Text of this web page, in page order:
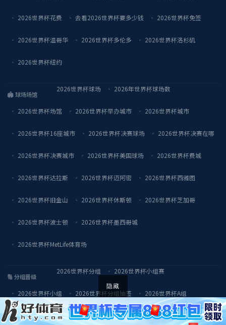
2026世界杯花费 去看2026世界杯要多少钱 2026世界杯免签
2026世界杯温哥华 2026世界杯多伦多 2026世界杯洛杉矶
2026世界杯纽约
🏟️ 球场场馆
2026世界杯球场 2026年世界杯球场数
2026世界杯场馆 2026世界杯举办城市 2026世界杯城市
2026世界杯16座城市 2026世界杯决赛球场 2026世界杯决赛在哪
2026世界杯决赛城市 2026世界杯美国球场 2026世界杯费城
2026世界杯达拉斯 2026世界杯迈阿密 2026世界杯西雅图
2026世界杯旧金山 2026世界杯休斯顿 2026世界杯芝加哥
2026世界杯波士顿 2026世界杯墨西哥城
2026世界杯MetLife体育场
🔢 分组晋级
2026世界杯分组 2026世界杯小组赛
2026世界杯小组 2026世界杯分组抽签 2026世界杯A组
2026世界杯B组 2026世界杯C组 2026世界杯12组
隐藏